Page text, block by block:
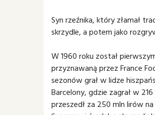
Syn rzeźnika, który złamał
skrzydle, a potem jako
W 1960 roku został
przyznawaną przez France
sezonów grał w lidze
Barcelony, gdzie zagrał w
przeszedł za 250 mln lirów